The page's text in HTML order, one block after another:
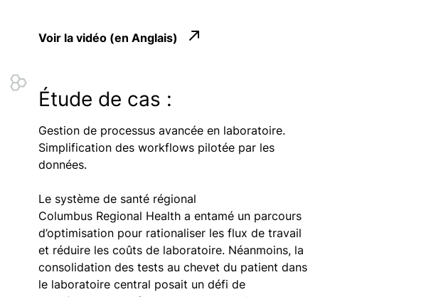
Voir la vidéo (en Anglais)
Étude de cas :
Gestion de processus avancée en laboratoire.
Simplification des workflows pilotée par les
données.
Le système de santé régional
Columbus Regional Health a entamé un parcours
d’optimisation pour rationaliser les flux de travail
et réduire les coûts de laboratoire. Néanmoins, la
consolidation des tests au chevet du patient dans
le laboratoire central posait un défi de